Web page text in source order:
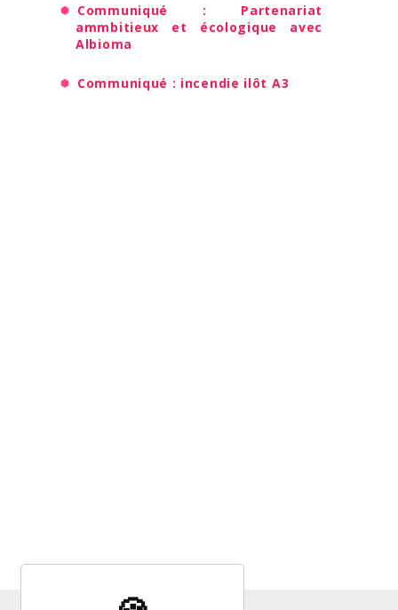
Communiqué : Partenariat
ammbitieux et écologique avec
Albioma
Communiqué : incendie ilôt A3